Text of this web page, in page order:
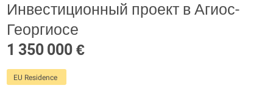
Инвестиционный проект в Агиос-
Георгиосе
1 350 000 €
EU Residence